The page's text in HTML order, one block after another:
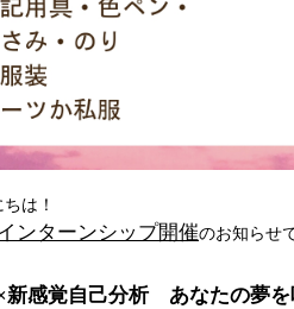
は！
ンターンシップ開催のお知らせ
×新感覚自己分析 あなたの夢を